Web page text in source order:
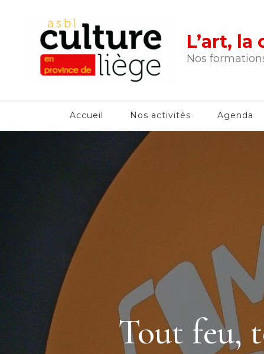
L’art,
Nos
Accueil Nos activités Agenda
Tout feu,